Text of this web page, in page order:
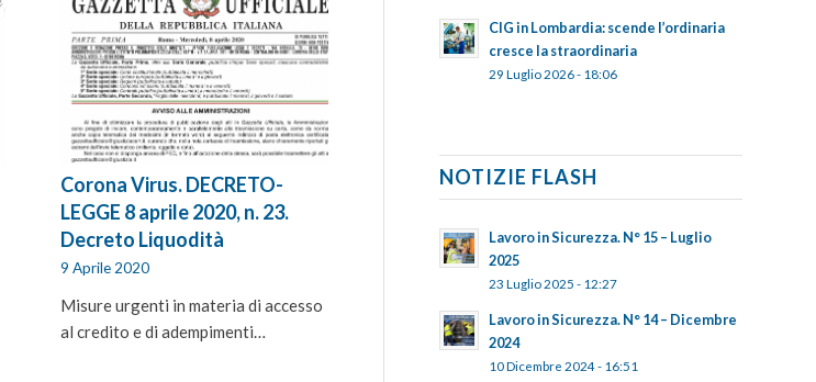
Corona Virus. DECRETO-
LEGGE 8 aprile 2020, n. 23.
Decreto Liquodità
9 Aprile 2020
Misure urgenti in materia di accesso
al credito e di adempimenti…
CIG in Lombardia: scende l’ordinaria
cresce la straordinaria
29 Luglio 2026 - 18:06
NOTIZIE FLASH
Lavoro in Sicurezza. N° 15 – Luglio
2025
23 Luglio 2025 - 12:27
Lavoro in Sicurezza. N° 14 – Dicembre
2024
10 Dicembre 2024 - 16:51